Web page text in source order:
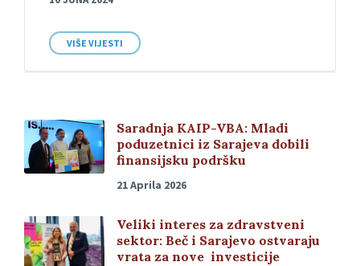
VIŠE VIJESTI
Saradnja KAIP-VBA: Mladi
poduzetnici iz Sarajeva dobili
finansijsku podršku
21 Aprila 2026
Veliki interes za zdravstveni
sektor: Beč i Sarajevo ostvaraju
vrata za nove investicije